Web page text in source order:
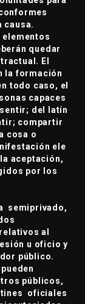
causa.
quedar
El
la formación
todo caso, el
capaces
del latín
compartir
cosa o
ele
aceptación,
por los
semiprivado,
al
u oficio y
público.
públicos,
oficiales